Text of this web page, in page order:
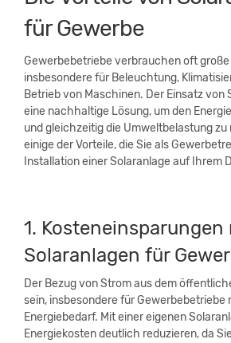
für Gewerbe
Gewerbebetriebe verbrauchen oft große
insbesondere für Beleuchtung,
Betrieb von Maschinen. Der Einsatz von
eine nachhaltige Lösung, um den
und gleichzeitig die Umweltbelastung zu
einige der Vorteile, die Sie als
Installation einer Solaranlage auf Ihrem
1. Kosteneinsparungen
Solaranlagen für
Der Bezug von Strom aus dem
sein, insbesondere für Gewerbebetriebe
Energiebedarf. Mit einer eigenen
Energiekosten deutlich reduzieren, da